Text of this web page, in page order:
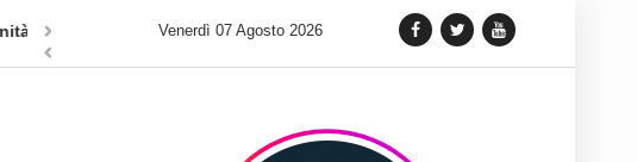
Tag Heuer lancia una variante Limited Edition del Carrera Chronograph in
Venerdì 07 Agosto 2026